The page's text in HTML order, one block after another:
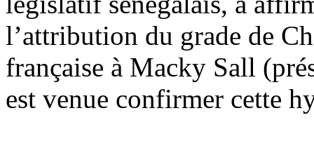
l’attribution du grade de
française à Macky Sall
est venue confirmer cette